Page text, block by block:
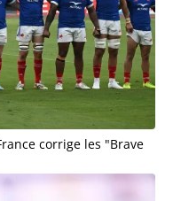
corrige les "Brave